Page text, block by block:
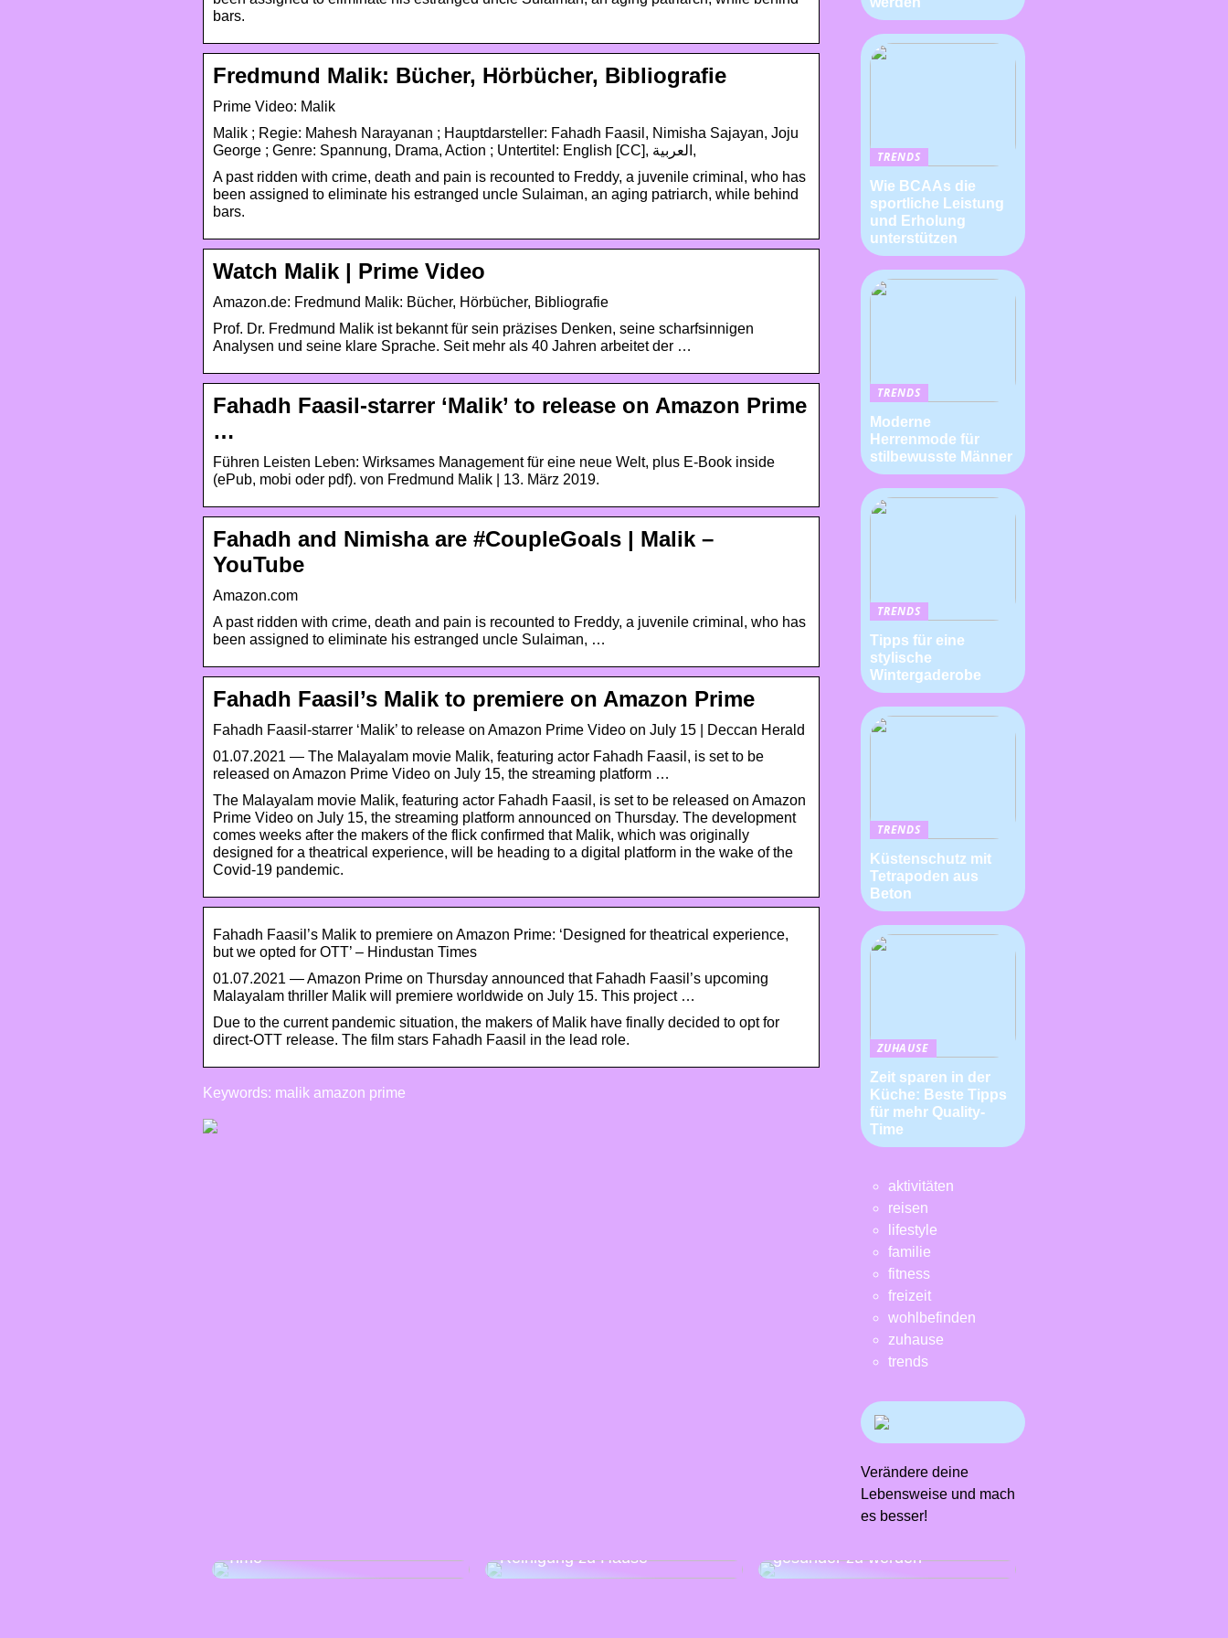
bars.
Fredmund Malik: Bücher, Hörbücher, Bibliografie
Prime Video: Malik
Malik ; Regie: Mahesh Narayanan ; Hauptdarsteller: Fahadh Faasil, Nimisha Sajayan, Joju
George ; Genre: Spannung, Drama, Action ; Untertitel: English [CC], العربية,
A past ridden with crime, death and pain is recounted to Freddy, a juvenile criminal, who has
been assigned to eliminate his estranged uncle Sulaiman, an aging patriarch, while behind
bars.
Watch Malik | Prime Video
Amazon.de: Fredmund Malik: Bücher, Hörbücher, Bibliografie
Prof. Dr. Fredmund Malik ist bekannt für sein präzises Denken, seine scharfsinnigen
Analysen und seine klare Sprache. Seit mehr als 40 Jahren arbeitet der …
Fahadh Faasil-starrer ‘Malik’ to release on Amazon Prime
…
Führen Leisten Leben: Wirksames Management für eine neue Welt, plus E-Book inside
(ePub, mobi oder pdf). von Fredmund Malik | 13. März 2019.
Fahadh and Nimisha are #CoupleGoals | Malik –
YouTube
Amazon.com
A past ridden with crime, death and pain is recounted to Freddy, a juvenile criminal, who has
been assigned to eliminate his estranged uncle Sulaiman, …
Fahadh Faasil’s Malik to premiere on Amazon Prime
Fahadh Faasil-starrer ‘Malik’ to release on Amazon Prime Video on July 15 | Deccan Herald
01.07.2021 — The Malayalam movie Malik, featuring actor Fahadh Faasil, is set to be
released on Amazon Prime Video on July 15, the streaming platform …
The Malayalam movie Malik, featuring actor Fahadh Faasil, is set to be released on Amazon
Prime Video on July 15, the streaming platform announced on Thursday. The development
comes weeks after the makers of the flick confirmed that Malik, which was originally
designed for a theatrical experience, will be heading to a digital platform in the wake of the
Covid-19 pandemic.
Fahadh Faasil’s Malik to premiere on Amazon Prime: ‘Designed for theatrical experience,
but we opted for OTT’ – Hindustan Times
01.07.2021 — Amazon Prime on Thursday announced that Fahadh Faasil’s upcoming
Malayalam thriller Malik will premiere worldwide on July 15. This project …
Due to the current pandemic situation, the makers of Malik have finally decided to opt for
direct-OTT release. The film stars Fahadh Faasil in the lead role.
Keywords: malik amazon prime
TRENDS
Wie BCAAs die
sportliche Leistung
und Erholung
unterstützen
TRENDS
Moderne
Herrenmode für
stilbewusste Männer
TRENDS
Tipps für eine
stylische
Wintergaderobe
TRENDS
Küstenschutz mit
Tetrapoden aus
Beton
ZUHAUSE
Zeit sparen in der
Küche: Beste Tipps
für mehr Quality-
Time
aktivitäten
reisen
lifestyle
familie
fitness
freizeit
wohlbefinden
zuhause
trends
Verändere deine
Lebensweise und mach
es besser!
Time
Reinigung zu Hause
Machen Sie es sich mit einem
gesünder zu werden